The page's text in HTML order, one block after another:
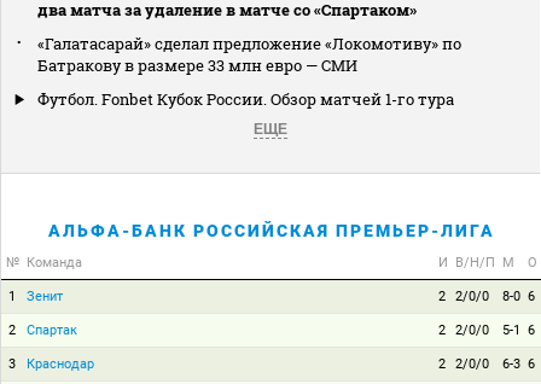
два матча за удаление в матче со «Спартаком»
«Галатасарай» сделал предложение «Локомотиву» по
Батракову в размере 33 млн евро — СМИ
Футбол. Fonbet Кубок России. Обзор матчей 1-го тура
ЕЩЕ
АЛЬФА-БАНК РОССИЙСКАЯ ПРЕМЬЕР-ЛИГА
№ Команда И В/Н/П М О
1 Зенит 2 2/0/0 8-0 6
2 Спартак 2 2/0/0 5-1 6
3 Краснодар 2 2/0/0 6-3 6